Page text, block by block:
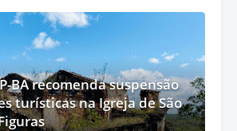
BA recomenda suspensão
turísticas na Igreja de São